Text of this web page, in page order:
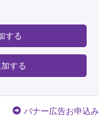
する
する
バナー広告お申込み